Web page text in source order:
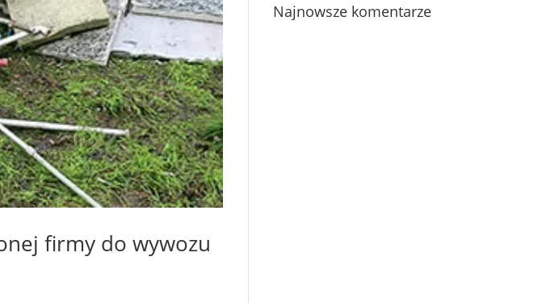
firmy do wywozu
Najnowsze komentarze